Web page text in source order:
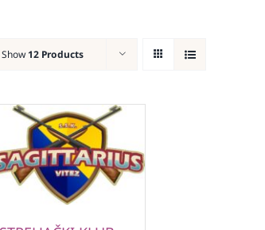
Show 12 Products